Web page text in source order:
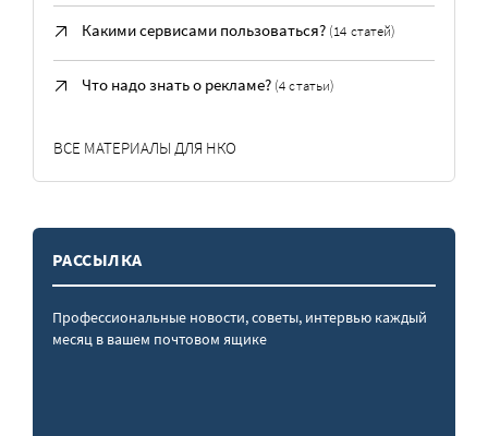
Какими сервисами пользоваться? (14 статей)
Что надо знать о рекламе? (4 статьи)
ВСЕ МАТЕРИАЛЫ ДЛЯ НКО
РАССЫЛКА
Профессиональные новости, советы, интервью каждый
месяц в вашем почтовом ящике